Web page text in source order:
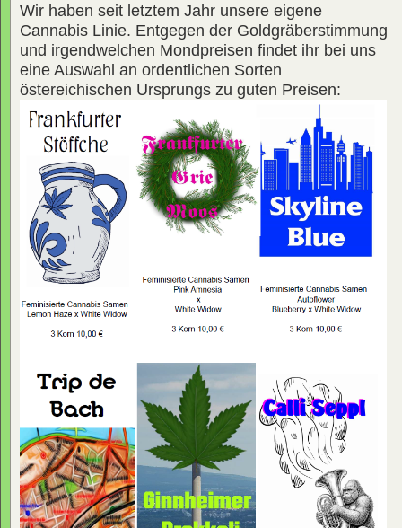
Wir haben seit letztem Jahr unsere eigene
Cannabis Linie. Entgegen der Goldgräberstimmung
und irgendwelchen Mondpreisen findet ihr bei uns
eine Auswahl an ordentlichen Sorten
östereichischen Ursprungs zu guten Preisen: